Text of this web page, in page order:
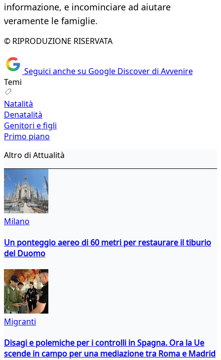
informazione, e incominciare ad aiutare
veramente le famiglie.
© RIPRODUZIONE RISERVATA
Seguici anche su Google Discover di Avvenire
Temi
Natalità
Denatalità
Genitori e figli
Primo piano
Altro di Attualità
Milano
Un ponteggio aereo di 60 metri per restaurare il tiburio
del Duomo
Migranti
Disagi e polemiche per i controlli in Spagna. Ora la Ue
scende in campo per una mediazione tra Roma e Madrid